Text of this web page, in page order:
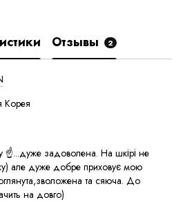
Отзывы 2
☝️...дуже задоволена. На шкірі не
але дуже добре приховує мою
та сяюча. До
на довго)